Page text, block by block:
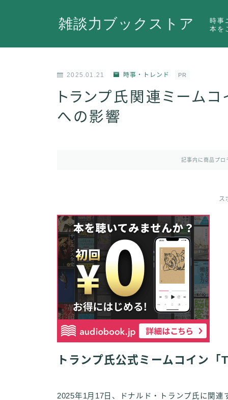
雑談力ブックストア
時事
本を
2025.01.21 時事・トレンド PR
トランプ氏関連ミーム
への影響
記事内に商品プロ
ス
トランプ氏公式ミームコイン
2025年1月17日、ドナルド・トランプ氏に関